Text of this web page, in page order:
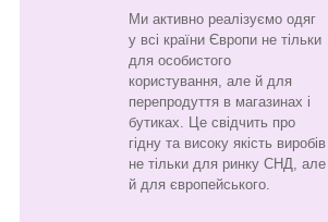
Ми активно реалізуємо одяг
у всі країни Європи не тільки
для особистого
користування, але й для
перепродуття в магазинах і
бутиках. Це свідчить про
гідну та високу якість виробів
не тільки для ринку СНД, але
й для європейського.